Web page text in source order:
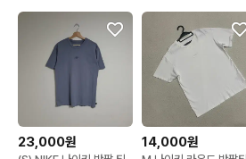
23,000원 14,000원